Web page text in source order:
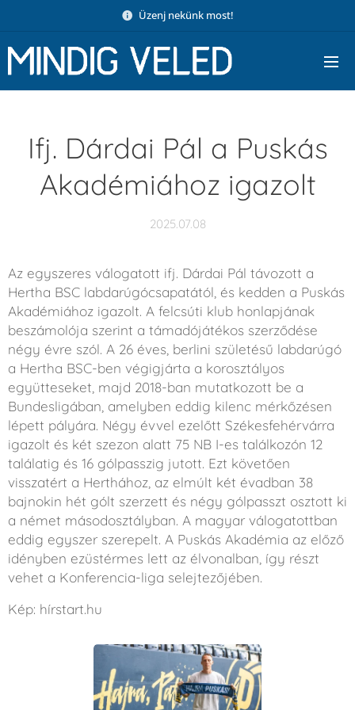
Üzenj nekünk most!
Ifj. Dárdai Pál a Puskás
Akadémiához igazolt
2025.07.08
Az egyszeres válogatott ifj. Dárdai Pál távozott a
Hertha BSC labdarúgócsapatától, és kedden a Puskás
Akadémiához igazolt. A felcsúti klub honlapjának
beszámolója szerint a támadójátékos szerződése
négy évre szól. A 26 éves, berlini születésű labdarúgó
a Hertha BSC-ben végigjárta a korosztályos
együtteseket, majd 2018-ban mutatkozott be a
Bundesligában, amelyben eddig kilenc mérkőzésen
lépett pályára. Négy évvel ezelőtt Székesfehérvárra
igazolt és két szezon alatt 75 NB I-es találkozón 12
találatig és 16 gólpasszig jutott. Ezt követően
visszatért a Herthához, az elmúlt két évadban 38
bajnokin hét gólt szerzett és négy gólpasszt osztott ki
a német másodosztályban. A magyar válogatottban
eddig egyszer szerepelt. A Puskás Akadémia az előző
idényben ezüstérmes lett az élvonalban, így részt
vehet a Konferencia-liga selejtezőjében.
Kép: hírstart.hu